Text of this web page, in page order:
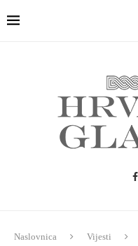
Naslovnica Vijesti